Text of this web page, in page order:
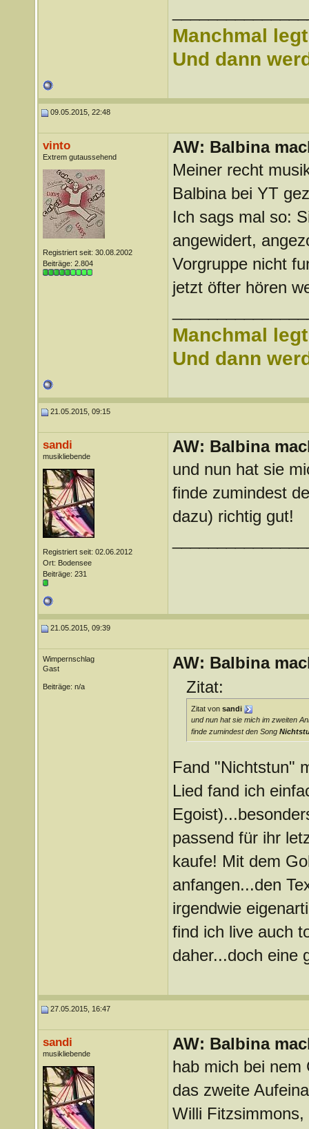
Manchmal
Und dann
09.05.2015, 22:48
vinto
Extrem gutaussehend
Registriert seit: 30.08.2002
Beiträge: 2.804
AW: Balbina
Meiner recht
Balbina bei YT
Ich sags mal so:
angewidert,
Vorgruppe nicht
jetzt öfter hören
Manchmal
Und dann
21.05.2015, 09:15
sandi
musikliebende
Registriert seit: 02.06.2012
Ort: Bodensee
Beiträge: 231
AW: Balbina
und nun hat sie
finde zumindest
dazu) richtig gut!
21.05.2015, 09:39
Wimpernschlag
Gast
Beiträge: n/a
AW: Balbina
Zitat:
Zitat von sandi
und nun hat sie mich im zweiten
finde zumindest den Song
Fand "Nichtstun"
Lied fand ich
passend für ihr
kaufe! Mit dem
anfangen...den
irgendwie
find ich live auch
daher...doch eine
27.05.2015, 16:47
sandi
musikliebende
AW: Balbina
hab mich bei nem
das zweite
Willi